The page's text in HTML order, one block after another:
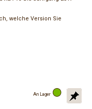
welche Version Sie
An Lager